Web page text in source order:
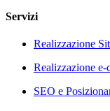
Servizi
Realizzazione
Realizzazione e-
SEO e